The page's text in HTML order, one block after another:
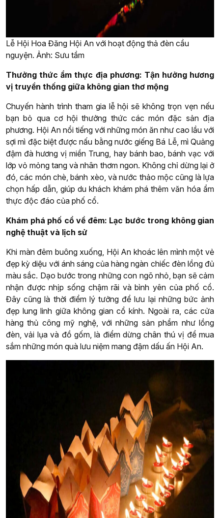
Lễ Hội Hoa Đăng Hội An với hoạt động thả đèn cầu
nguyện. Ảnh: Sưu tầm
Thưởng thức ẩm thực địa phương: Tận hưởng hương
vị truyền thống giữa không gian thơ mộng
Chuyến hành trình tham gia lễ hội sẽ không trọn vẹn nếu
bạn bỏ qua cơ hội thưởng thức các món đặc sản địa
phương. Hội An nổi tiếng với những món ăn như cao lầu với
sợi mì đặc biệt được nấu bằng nước giếng Bá Lễ, mì Quảng
đậm đà hương vị miền Trung, hay bánh bao, bánh vạc với
lớp vỏ mỏng tang và nhân thơm ngon. Không chỉ dừng lại ở
đó, các món chè, bánh xèo, và nước thảo mộc cũng là lựa
chọn hấp dẫn, giúp du khách khám phá thêm văn hóa ẩm
thực độc đáo của phố cổ.
Khám phá phố cổ về đêm: Lạc bước trong không gian
nghệ thuật và lịch sử
Khi màn đêm buông xuống, Hội An khoác lên mình một vẻ
đẹp kỳ diệu với ánh sáng của hàng ngàn chiếc đèn lồng đủ
màu sắc. Dạo bước trong những con ngõ nhỏ, bạn sẽ cảm
nhận được nhịp sống chậm rãi và bình yên của phố cổ.
Đây cũng là thời điểm lý tưởng để lưu lại những bức ảnh
đẹp lung linh giữa không gian cổ kính. Ngoài ra, các cửa
hàng thủ công mỹ nghệ, với những sản phẩm như lồng
đèn, vải lụa và đồ gốm, là điểm dừng chân thú vị để mua
sắm những món quà lưu niệm mang đậm dấu ấn Hội An.